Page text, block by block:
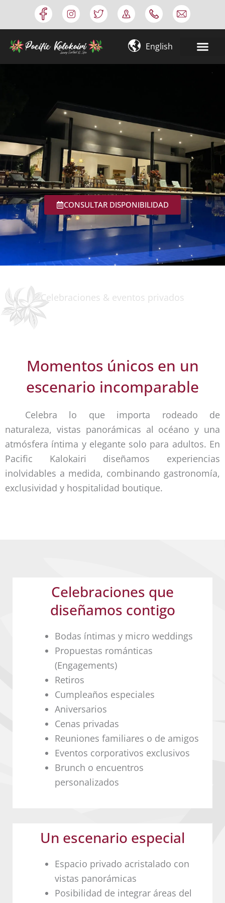
contenido
English
CONSULTAR DISPONIBILIDAD
Celebraciones & eventos privados
Momentos únicos en un
escenario incomparable
Celebra lo que importa rodeado de
naturaleza, vistas panorámicas al océano y una
atmósfera íntima y elegante solo para adultos. En
Pacific Kalokairi diseñamos experiencias
inolvidables a medida, combinando gastronomía,
exclusividad y hospitalidad boutique.
Celebraciones que
diseñamos contigo
Bodas íntimas y micro weddings
Propuestas románticas
(Engagements)
Retiros
Cumpleaños especiales
Aniversarios
Cenas privadas
Reuniones familiares o de amigos
Eventos corporativos exclusivos
Brunch o encuentros
personalizados
Un escenario especial
Espacio privado acristalado con
vistas panorámicas
Posibilidad de integrar áreas del